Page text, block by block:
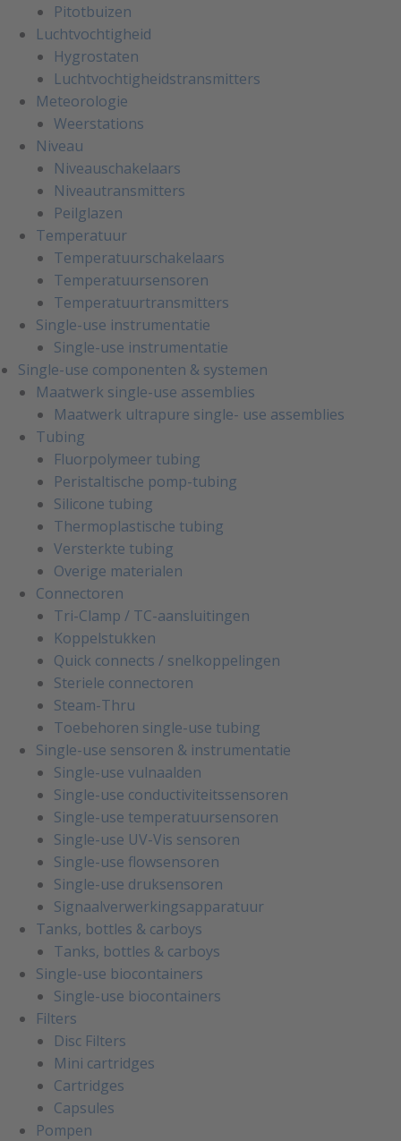
Pitotbuizen
Luchtvochtigheid
Hygrostaten
Luchtvochtigheidstransmitters
Meteorologie
Weerstations
Niveau
Niveauschakelaars
Niveautransmitters
Peilglazen
Temperatuur
Temperatuurschakelaars
Temperatuursensoren
Temperatuurtransmitters
Single-use instrumentatie
Single-use instrumentatie
Single-use componenten & systemen
Maatwerk single-use assemblies
Maatwerk ultrapure single- use assemblies
Tubing
Fluorpolymeer tubing
Peristaltische pomp-tubing
Silicone tubing
Thermoplastische tubing
Versterkte tubing
Overige materialen
Connectoren
Tri-Clamp / TC-aansluitingen
Koppelstukken
Quick connects / snelkoppelingen
Steriele connectoren
Steam-Thru
Toebehoren single-use tubing
Single-use sensoren & instrumentatie
Single-use vulnaalden
Single-use conductiviteitssensoren
Single-use temperatuursensoren
Single-use UV-Vis sensoren
Single-use flowsensoren
Single-use druksensoren
Signaalverwerkingsapparatuur
Tanks, bottles & carboys
Tanks, bottles & carboys
Single-use biocontainers
Single-use biocontainers
Filters
Disc Filters
Mini cartridges
Cartridges
Capsules
Pompen